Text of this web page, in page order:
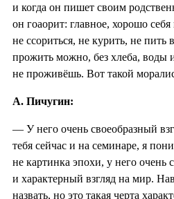
и когда он пишет своим
он гоаорит: главное, хорошо себя
не ссориться, не курить, не пить
прожить можно, без хлеба, воды
не проживёшь. Вот такой
А. Пичугин:
— У него очень своеобразный
тебя сейчас и на семинаре, я
не картинка эпохи, у него очень
и характерный взгляд на мир.
назвать, но это такая черта